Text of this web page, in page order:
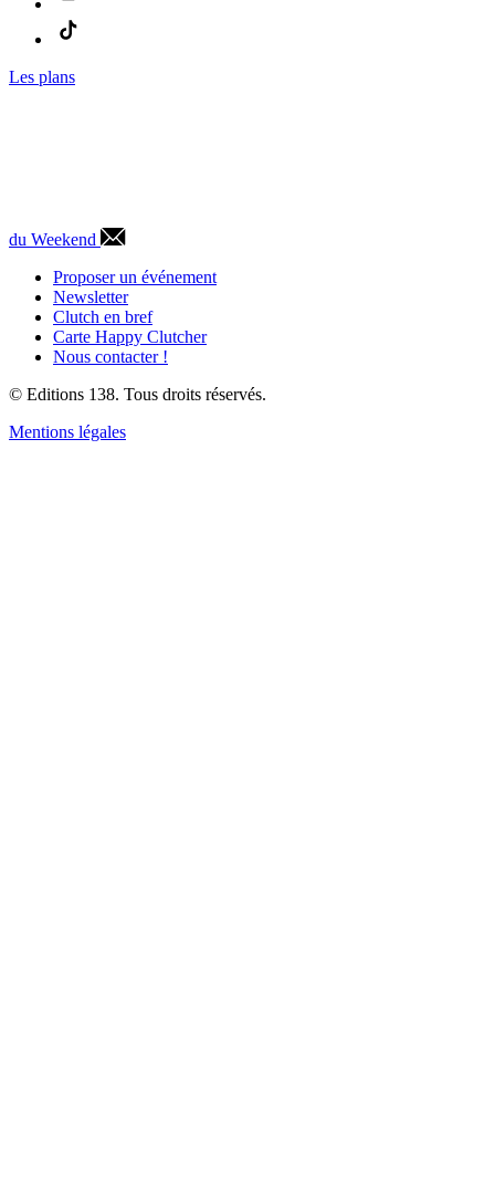
Les plans
du Weekend
Proposer un événement
Newsletter
Clutch en bref
Carte Happy Clutcher
Nous contacter !
© Editions 138. Tous droits réservés.
Mentions légales